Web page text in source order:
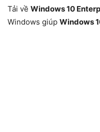
Tải về Windows 10
Windows giúp Windows